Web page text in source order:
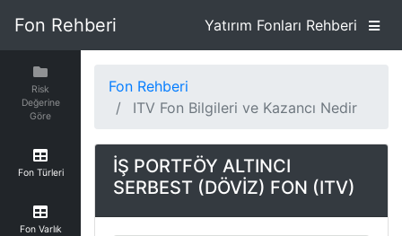
Fon Rehberi Yatırım Fonları Rehberi
Risk
Değerine
Göre
Fon Türleri
Fon Varlık
Fon Rehberi
ITV Fon Bilgileri ve Kazancı Nedir
İŞ PORTFÖY ALTINCI
SERBEST (DÖVİZ) FON (ITV)